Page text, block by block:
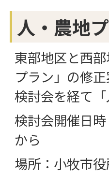
人・農地
東部地区と西
プラン」の修
検討会を経て
検討会開催日
から
場所：小牧市